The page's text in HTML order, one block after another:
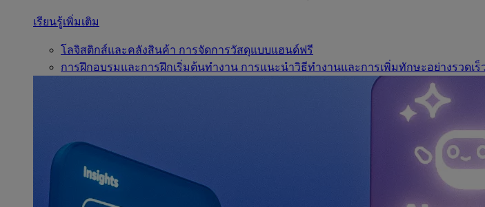
เรียนรู้เพิ่มเติม
โลจิสติกส์และคลังสินค้า การจัดการวัสดุแบบแฮนด์ฟรี
การฝึกอบรมและการฝึกเริ่มต้นทำงาน การแนะนำวิธีทำงานและการเพิ่มทักษะอย่างรวดเร็